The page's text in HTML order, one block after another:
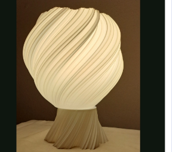
Sepete Ekle